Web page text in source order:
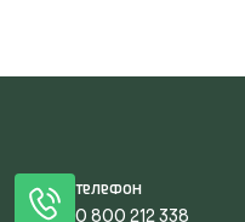
Телефон
0 800 212 338